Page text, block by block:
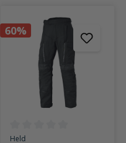
4.7 von 5 Sternen
60%
Durchschnittliche Bewertung
Held